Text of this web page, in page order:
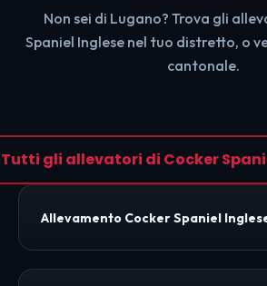
Non sei di Lugano? Trova gli
Spaniel Inglese nel tuo distretto, o
cantonale.
Tutti gli allevatori di Cocker
Allevamento Cocker Spaniel